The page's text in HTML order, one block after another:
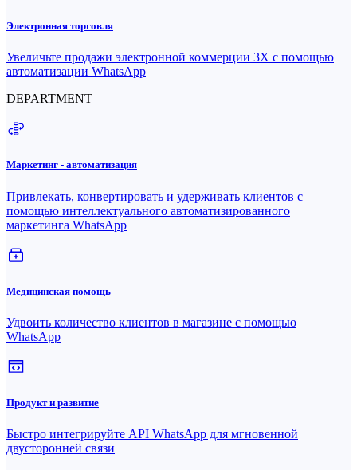
Электронная торговля
Увеличьте продажи электронной коммерции 3X с помощью
автоматизации WhatsApp
DEPARTMENT
Маркетинг - автоматизация
Привлекать, конвертировать и удерживать клиентов с
помощью интеллектуального автоматизированного
маркетинга WhatsApp
Медицинская помощь
Удвоить количество клиентов в магазине с помощью
WhatsApp
Продукт и развитие
Быстро интегрируйте API WhatsApp для мгновенной
двусторонней связи